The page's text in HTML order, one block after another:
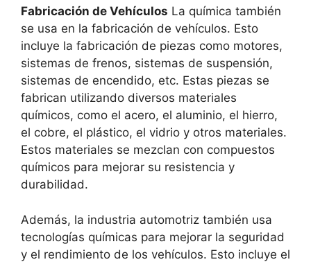
Fabricación de Vehículos La química también
se usa en la fabricación de vehículos. Esto
incluye la fabricación de piezas como motores,
sistemas de frenos, sistemas de suspensión,
sistemas de encendido, etc. Estas piezas se
fabrican utilizando diversos materiales
químicos, como el acero, el aluminio, el hierro,
el cobre, el plástico, el vidrio y otros materiales.
Estos materiales se mezclan con compuestos
químicos para mejorar su resistencia y
durabilidad.
Además, la industria automotriz también usa
tecnologías químicas para mejorar la seguridad
y el rendimiento de los vehículos. Esto incluye el